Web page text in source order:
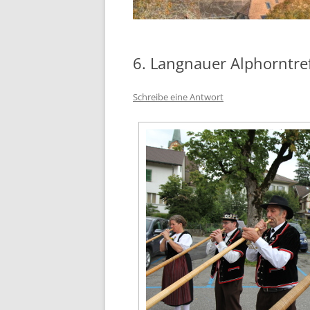
6. Langnauer
Schreibe eine Antwort